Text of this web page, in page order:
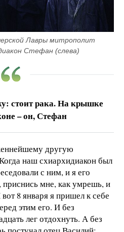
Лавры митрополит
Стефан (слева)
стоит рака. На крышке
– он, Стефан
другую
наш схиархидиакон был
с ним, и я его
мне, как умрешь, и
8 января я пришел к себе
этим его. И без
лег отдохнуть. А без